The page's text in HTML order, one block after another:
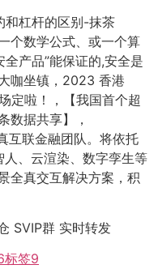
和杠杆的区别-抹茶
个数学公式、或一个算
产品”能保证的,安全是
咖坐镇，2023 香港
定啦！，【我国首个超
数据共享】，
互联金融团队。将依托
、云渲染、数字孪生等
全真交互解决方案，积
SVIP群 实时转发
标签9